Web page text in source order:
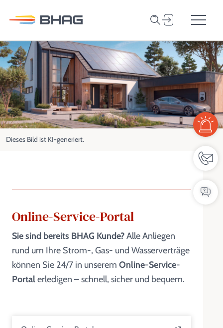
Zum Inhalt springen
SucheOnline-Service-
Privatkunden
Geschäftskunden
Unternehmen
Netzbetrieb
Karriere
Kontakt
Dieses Bild ist KI-generiert.
Online-Service-Portal
Sie sind bereits BHAG Kunde?Alle Anliegen
rund um Ihre Strom-, Gas- und Wasserverträge
können Sie 24/7 in unserem Online-Service-
Portalerledigen – schnell, sicher und bequem.